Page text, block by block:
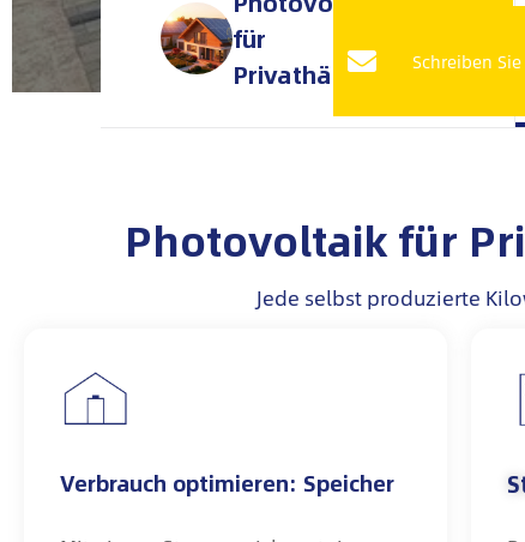
für
Privathäuser
Photovoltaik für
Jede selbst produzierte
Verbrauch optimieren: Speicher
Schreiben